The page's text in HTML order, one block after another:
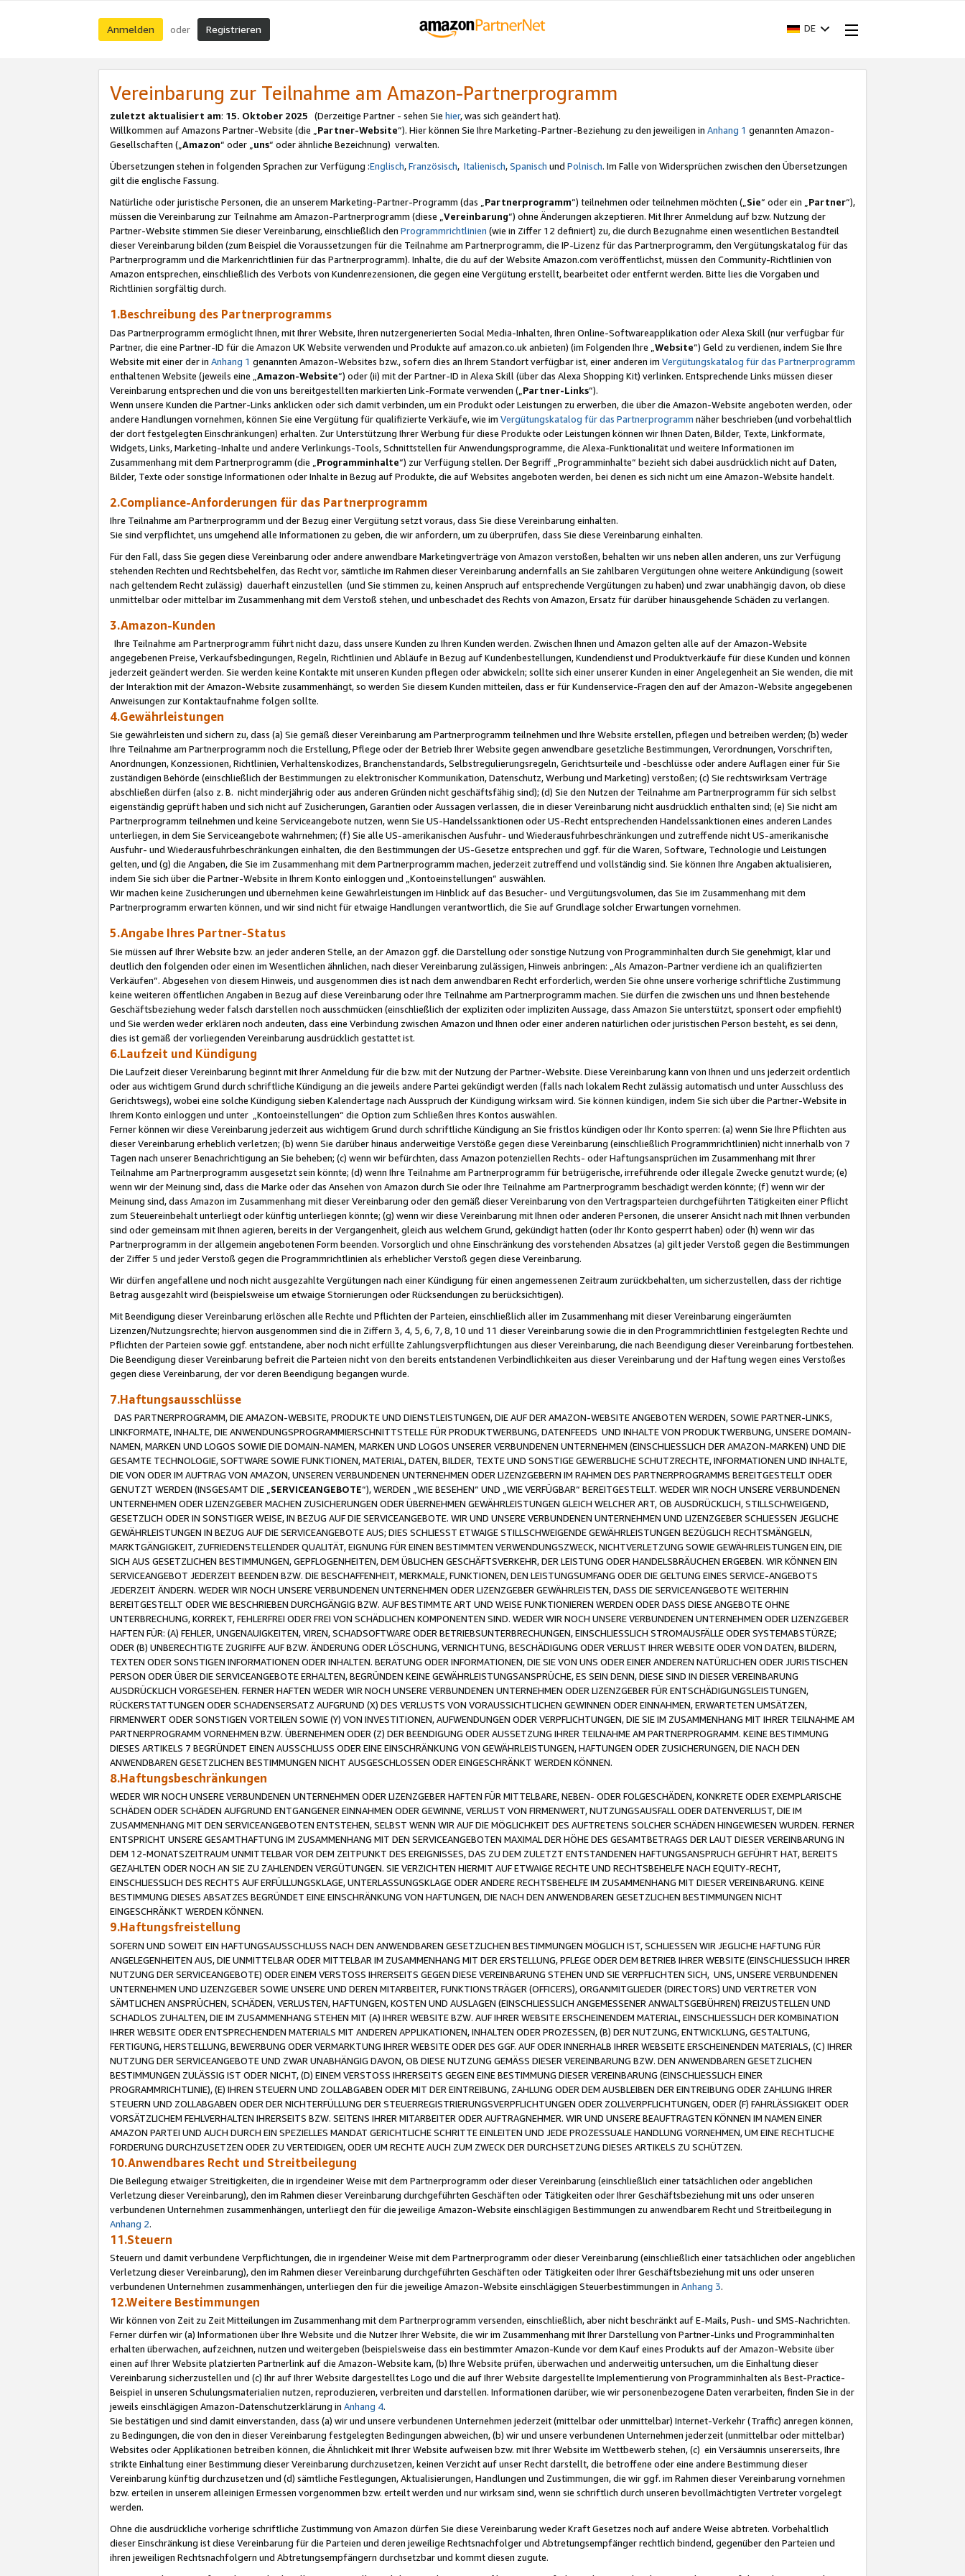
Anmelden oder Registrieren DE
Vereinbarung zur Teilnahme am Amazon-Partnerprogramm
zuletzt aktualisiert am: 15. Oktober 2025 (Derzeitige Partner - sehen Sie hier, was sich geändert hat).
Willkommen auf Amazons Partner-Website (die „Partner-Website“). Hier können Sie Ihre Marketing-Partner-Beziehung zu den jeweiligen in Anhang 1 genannten Amazon-
Gesellschaften („Amazon“ oder „uns“ oder ähnliche Bezeichnung) verwalten.
Übersetzungen stehen in folgenden Sprachen zur Verfügung :Englisch,Französisch, Italienisch,Spanisch und Polnisch. Im Falle von Widersprüchen zwischen den Übersetzungen
gilt die englische Fassung.
Natürliche oder juristische Personen, die an unserem Marketing-Partner-Programm (das „Partnerprogramm“) teilnehmen oder teilnehmen möchten („Sie“ oder ein „Partner“),
müssen die Vereinbarung zur Teilnahme am Amazon-Partnerprogramm (diese „Vereinbarung“) ohne Änderungen akzeptieren. Mit Ihrer Anmeldung auf bzw. Nutzung der
Partner-Website stimmen Sie dieser Vereinbarung, einschließlich den Programmrichtlinien (wie in Ziffer 12 definiert) zu, die durch Bezugnahme einen wesentlichen Bestandteil
dieser Vereinbarung bilden (zum Beispiel die Voraussetzungen für die Teilnahme am Partnerprogramm, die IP-Lizenz für das Partnerprogramm, den Vergütungskatalog für das
Partnerprogramm und die Markenrichtlinien für das Partnerprogramm). Inhalte, die du auf der Website Amazon.com veröffentlichst, müssen den Community-Richtlinien von
Amazon entsprechen, einschließlich des Verbots von Kundenrezensionen, die gegen eine Vergütung erstellt, bearbeitet oder entfernt werden. Bitte lies die Vorgaben und
Richtlinien sorgfältig durch.
1.Beschreibung des Partnerprogramms
Das Partnerprogramm ermöglicht Ihnen, mit Ihrer Website, Ihren nutzergenerierten Social Media-Inhalten, Ihren Online-Softwareapplikation oder Alexa Skill (nur verfügbar für
Partner, die eine Partner-ID für die Amazon UK Website verwenden und Produkte auf amazon.co.uk anbieten) (im Folgenden Ihre „ Website“) Geld zu verdienen, indem Sie Ihre
Website mit einer der in Anhang 1 genannten Amazon-Websites bzw., sofern dies an Ihrem Standort verfügbar ist, einer anderen im Vergütungskatalog für das Partnerprogramm
enthaltenen Website (jeweils eine „ Amazon-Website“) oder (ii) mit der Partner-ID in Alexa Skill (über das Alexa Shopping Kit) verlinken. Entsprechende Links müssen dieser
Vereinbarung entsprechen und die von uns bereitgestellten markierten Link-Formate verwenden („ Partner-Links“).
Wenn unsere Kunden die Partner-Links anklicken oder sich damit verbinden, um ein Produkt oder Leistungen zu erwerben, die über die Amazon-Website angeboten werden, oder
andere Handlungen vornehmen, können Sie eine Vergütung für qualifizierte Verkäufe, wie im Vergütungskatalog für das Partnerprogramm näher beschrieben (und vorbehaltlich
der dort festgelegten Einschränkungen) erhalten. Zur Unterstützung Ihrer Werbung für diese Produkte oder Leistungen können wir Ihnen Daten, Bilder, Texte, Linkformate,
Widgets, Links, Marketing-Inhalte und andere Verlinkungs-Tools, Schnittstellen für Anwendungsprogramme, die Alexa-Funktionalität und weitere Informationen im
Zusammenhang mit dem Partnerprogramm (die „ Programminhalte“) zur Verfügung stellen. Der Begriff „Programminhalte“ bezieht sich dabei ausdrücklich nicht auf Daten,
Bilder, Texte oder sonstige Informationen oder Inhalte in Bezug auf Produkte, die auf Websites angeboten werden, bei denen es sich nicht um eine Amazon-Website handelt.
2.Compliance-Anforderungen für das Partnerprogramm
Ihre Teilnahme am Partnerprogramm und der Bezug einer Vergütung setzt voraus, dass Sie diese Vereinbarung einhalten.
Sie sind verpflichtet, uns umgehend alle Informationen zu geben, die wir anfordern, um zu überprüfen, dass Sie diese Vereinbarung einhalten.
Für den Fall, dass Sie gegen diese Vereinbarung oder andere anwendbare Marketingverträge von Amazon verstoßen, behalten wir uns neben allen anderen, uns zur Verfügung
stehenden Rechten und Rechtsbehelfen, das Recht vor, sämtliche im Rahmen dieser Vereinbarung andernfalls an Sie zahlbaren Vergütungen ohne weitere Ankündigung (soweit
nach geltendem Recht zulässig) dauerhaft einzustellen (und Sie stimmen zu, keinen Anspruch auf entsprechende Vergütungen zu haben) und zwar unabhängig davon, ob diese
unmittelbar oder mittelbar im Zusammenhang mit dem Verstoß stehen, und unbeschadet des Rechts von Amazon, Ersatz für darüber hinausgehende Schäden zu verlangen.
3.Amazon-Kunden
Ihre Teilnahme am Partnerprogramm führt nicht dazu, dass unsere Kunden zu Ihren Kunden werden. Zwischen Ihnen und Amazon gelten alle auf der Amazon-Website
angegebenen Preise, Verkaufsbedingungen, Regeln, Richtlinien und Abläufe in Bezug auf Kundenbestellungen, Kundendienst und Produktverkäufe für diese Kunden und können
jederzeit geändert werden. Sie werden keine Kontakte mit unseren Kunden pflegen oder abwickeln; sollte sich einer unserer Kunden in einer Angelegenheit an Sie wenden, die mit
der Interaktion mit der Amazon-Website zusammenhängt, so werden Sie diesem Kunden mitteilen, dass er für Kundenservice-Fragen den auf der Amazon-Website angegebenen
Anweisungen zur Kontaktaufnahme folgen sollte.
4.Gewährleistungen
Sie gewährleisten und sichern zu, dass (a) Sie gemäß dieser Vereinbarung am Partnerprogramm teilnehmen und Ihre Website erstellen, pflegen und betreiben werden; (b) weder
Ihre Teilnahme am Partnerprogramm noch die Erstellung, Pflege oder der Betrieb Ihrer Website gegen anwendbare gesetzliche Bestimmungen, Verordnungen, Vorschriften,
Anordnungen, Konzessionen, Richtlinien, Verhaltenskodizes, Branchenstandards, Selbstregulierungsregeln, Gerichtsurteile und -beschlüsse oder andere Auflagen einer für Sie
zuständigen Behörde (einschließlich der Bestimmungen zu elektronischer Kommunikation, Datenschutz, Werbung und Marketing) verstoßen; (c) Sie rechtswirksam Verträge
abschließen dürfen (also z. B. nicht minderjährig oder aus anderen Gründen nicht geschäftsfähig sind); (d) Sie den Nutzen der Teilnahme am Partnerprogramm für sich selbst
eigenständig geprüft haben und sich nicht auf Zusicherungen, Garantien oder Aussagen verlassen, die in dieser Vereinbarung nicht ausdrücklich enthalten sind; (e) Sie nicht am
Partnerprogramm teilnehmen und keine Serviceangebote nutzen, wenn Sie US-Handelssanktionen oder US-Recht entsprechenden Handelssanktionen eines anderen Landes
unterliegen, in dem Sie Serviceangebote wahrnehmen; (f) Sie alle US-amerikanischen Ausfuhr- und Wiederausfuhrbeschränkungen und zutreffende nicht US-amerikanische
Ausfuhr- und Wiederausfuhrbeschränkungen einhalten, die den Bestimmungen der US-Gesetze entsprechen und ggf. für die Waren, Software, Technologie und Leistungen
gelten, und (g) die Angaben, die Sie im Zusammenhang mit dem Partnerprogramm machen, jederzeit zutreffend und vollständig sind. Sie können Ihre Angaben aktualisieren,
indem Sie sich über die Partner-Website in Ihrem Konto einloggen und „Kontoeinstellungen“ auswählen.
Wir machen keine Zusicherungen und übernehmen keine Gewährleistungen im Hinblick auf das Besucher- und Vergütungsvolumen, das Sie im Zusammenhang mit dem
Partnerprogramm erwarten können, und wir sind nicht für etwaige Handlungen verantwortlich, die Sie auf Grundlage solcher Erwartungen vornehmen.
5.Angabe Ihres Partner-Status
Sie müssen auf Ihrer Website bzw. an jeder anderen Stelle, an der Amazon ggf. die Darstellung oder sonstige Nutzung von Programminhalten durch Sie genehmigt, klar und
deutlich den folgenden oder einen im Wesentlichen ähnlichen, nach dieser Vereinbarung zulässigen, Hinweis anbringen: „Als Amazon-Partner verdiene ich an qualifizierten
Verkäufen“. Abgesehen von diesem Hinweis, und ausgenommen dies ist nach dem anwendbaren Recht erforderlich, werden Sie ohne unsere vorherige schriftliche Zustimmung
keine weiteren öffentlichen Angaben in Bezug auf diese Vereinbarung oder Ihre Teilnahme am Partnerprogramm machen. Sie dürfen die zwischen uns und Ihnen bestehende
Geschäftsbeziehung weder falsch darstellen noch ausschmücken (einschließlich der expliziten oder impliziten Aussage, dass Amazon Sie unterstützt, sponsert oder empfiehlt)
und Sie werden weder erklären noch andeuten, dass eine Verbindung zwischen Amazon und Ihnen oder einer anderen natürlichen oder juristischen Person besteht, es sei denn,
dies ist gemäß der vorliegenden Vereinbarung ausdrücklich gestattet ist.
6.Laufzeit und Kündigung
Die Laufzeit dieser Vereinbarung beginnt mit Ihrer Anmeldung für die bzw. mit der Nutzung der Partner-Website. Diese Vereinbarung kann von Ihnen und uns jederzeit ordentlich
oder aus wichtigem Grund durch schriftliche Kündigung an die jeweils andere Partei gekündigt werden (falls nach lokalem Recht zulässig automatisch und unter Ausschluss des
Gerichtswegs), wobei eine solche Kündigung sieben Kalendertage nach Ausspruch der Kündigung wirksam wird. Sie können kündigen, indem Sie sich über die Partner-Website in
Ihrem Konto einloggen und unter „Kontoeinstellungen“ die Option zum Schließen Ihres Kontos auswählen.
Ferner können wir diese Vereinbarung jederzeit aus wichtigem Grund durch schriftliche Kündigung an Sie fristlos kündigen oder Ihr Konto sperren: (a) wenn Sie Ihre Pflichten aus
dieser Vereinbarung erheblich verletzen; (b) wenn Sie darüber hinaus anderweitige Verstöße gegen diese Vereinbarung (einschließlich Programmrichtlinien) nicht innerhalb von 7
Tagen nach unserer Benachrichtigung an Sie beheben; (c) wenn wir befürchten, dass Amazon potenziellen Rechts- oder Haftungsansprüchen im Zusammenhang mit Ihrer
Teilnahme am Partnerprogramm ausgesetzt sein könnte; (d) wenn Ihre Teilnahme am Partnerprogramm für betrügerische, irreführende oder illegale Zwecke genutzt wurde; (e)
wenn wir der Meinung sind, dass die Marke oder das Ansehen von Amazon durch Sie oder Ihre Teilnahme am Partnerprogramm beschädigt werden könnte; (f) wenn wir der
Meinung sind, dass Amazon im Zusammenhang mit dieser Vereinbarung oder den gemäß dieser Vereinbarung von den Vertragsparteien durchgeführten Tätigkeiten einer Pflicht
zum Steuereinbehalt unterliegt oder künftig unterliegen könnte; (g) wenn wir diese Vereinbarung mit Ihnen oder anderen Personen, die unserer Ansicht nach mit Ihnen verbunden
sind oder gemeinsam mit Ihnen agieren, bereits in der Vergangenheit, gleich aus welchem Grund, gekündigt hatten (oder Ihr Konto gesperrt haben) oder (h) wenn wir das
Partnerprogramm in der allgemein angebotenen Form beenden. Vorsorglich und ohne Einschränkung des vorstehenden Absatzes (a) gilt jeder Verstoß gegen die Bestimmungen
der Ziffer 5 und jeder Verstoß gegen die Programmrichtlinien als erheblicher Verstoß gegen diese Vereinbarung.
Wir dürfen angefallene und noch nicht ausgezahlte Vergütungen nach einer Kündigung für einen angemessenen Zeitraum zurückbehalten, um sicherzustellen, dass der richtige
Betrag ausgezahlt wird (beispielsweise um etwaige Stornierungen oder Rücksendungen zu berücksichtigen).
Mit Beendigung dieser Vereinbarung erlöschen alle Rechte und Pflichten der Parteien, einschließlich aller im Zusammenhang mit dieser Vereinbarung eingeräumten
Lizenzen/Nutzungsrechte; hiervon ausgenommen sind die in Ziffern 3, 4, 5, 6, 7, 8, 10 und 11 dieser Vereinbarung sowie die in den Programmrichtlinien festgelegten Rechte und
Pflichten der Parteien sowie ggf. entstandene, aber noch nicht erfüllte Zahlungsverpflichtungen aus dieser Vereinbarung, die nach Beendigung dieser Vereinbarung fortbestehen.
Die Beendigung dieser Vereinbarung befreit die Parteien nicht von den bereits entstandenen Verbindlichkeiten aus dieser Vereinbarung und der Haftung wegen eines Verstoßes
gegen diese Vereinbarung, der vor deren Beendigung begangen wurde.
7.Haftungsausschlüsse
DAS PARTNERPROGRAMM, DIE AMAZON-WEBSITE, PRODUKTE UND DIENSTLEISTUNGEN, DIE AUF DER AMAZON-WEBSITE ANGEBOTEN WERDEN, SOWIE PARTNER-LINKS,
LINKFORMATE, INHALTE, DIE ANWENDUNGSPROGRAMMIERSCHNITTSTELLE FÜR PRODUKTWERBUNG, DATENFEEDS UND INHALTE VON PRODUKTWERBUNG, UNSERE DOMAIN-
NAMEN, MARKEN UND LOGOS SOWIE DIE DOMAIN-NAMEN, MARKEN UND LOGOS UNSERER VERBUNDENEN UNTERNEHMEN (EINSCHLIESSLICH DER AMAZON-MARKEN) UND DIE
GESAMTE TECHNOLOGIE, SOFTWARE SOWIE FUNKTIONEN, MATERIAL, DATEN, BILDER, TEXTE UND SONSTIGE GEWERBLICHE SCHUTZRECHTE, INFORMATIONEN UND INHALTE,
DIE VON ODER IM AUFTRAG VON AMAZON, UNSEREN VERBUNDENEN UNTERNEHMEN ODER LIZENZGEBERN IM RAHMEN DES PARTNERPROGRAMMS BEREITGESTELLT ODER
GENUTZT WERDEN (INSGESAMT DIE „ SERVICEANGEBOTE“), WERDEN „WIE BESEHEN“ UND „WIE VERFÜGBAR“ BEREITGESTELLT. WEDER WIR NOCH UNSERE VERBUNDENEN
UNTERNEHMEN ODER LIZENZGEBER MACHEN ZUSICHERUNGEN ODER ÜBERNEHMEN GEWÄHRLEISTUNGEN GLEICH WELCHER ART, OB AUSDRÜCKLICH, STILLSCHWEIGEND,
GESETZLICH ODER IN SONSTIGER WEISE, IN BEZUG AUF DIE SERVICEANGEBOTE. WIR UND UNSERE VERBUNDENEN UNTERNEHMEN UND LIZENZGEBER SCHLIESSEN JEGLICHE
GEWÄHRLEISTUNGEN IN BEZUG AUF DIE SERVICEANGEBOTE AUS; DIES SCHLIESST ETWAIGE STILLSCHWEIGENDE GEWÄHRLEISTUNGEN BEZÜGLICH RECHTSMÄNGELN,
MARKTGÄNGIGKEIT, ZUFRIEDENSTELLENDER QUALITÄT, EIGNUNG FÜR EINEN BESTIMMTEN VERWENDUNGSZWECK, NICHTVERLETZUNG SOWIE GEWÄHRLEISTUNGEN EIN, DIE
SICH AUS GESETZLICHEN BESTIMMUNGEN, GEPFLOGENHEITEN, DEM ÜBLICHEN GESCHÄFTSVERKEHR, DER LEISTUNG ODER HANDELSBRÄUCHEN ERGEBEN. WIR KÖNNEN EIN
SERVICEANGEBOT JEDERZEIT BEENDEN BZW. DIE BESCHAFFENHEIT, MERKMALE, FUNKTIONEN, DEN LEISTUNGSUMFANG ODER DIE GELTUNG EINES SERVICE-ANGEBOTS
JEDERZEIT ÄNDERN. WEDER WIR NOCH UNSERE VERBUNDENEN UNTERNEHMEN ODER LIZENZGEBER GEWÄHRLEISTEN, DASS DIE SERVICEANGEBOTE WEITERHIN
BEREITGESTELLT ODER WIE BESCHRIEBEN DURCHGÄNGIG BZW. AUF BESTIMMTE ART UND WEISE FUNKTIONIEREN WERDEN ODER DASS DIESE ANGEBOTE OHNE
UNTERBRECHUNG, KORREKT, FEHLERFREI ODER FREI VON SCHÄDLICHEN KOMPONENTEN SIND. WEDER WIR NOCH UNSERE VERBUNDENEN UNTERNEHMEN ODER LIZENZGEBER
HAFTEN FÜR: (A) FEHLER, UNGENAUIGKEITEN, VIREN, SCHADSOFTWARE ODER BETRIEBSUNTERBRECHUNGEN, EINSCHLIESSLICH STROMAUSFÄLLE ODER SYSTEMABSTÜRZE;
ODER (B) UNBERECHTIGTE ZUGRIFFE AUF BZW. ÄNDERUNG ODER LÖSCHUNG, VERNICHTUNG, BESCHÄDIGUNG ODER VERLUST IHRER WEBSITE ODER VON DATEN, BILDERN,
TEXTEN ODER SONSTIGEN INFORMATIONEN ODER INHALTEN. BERATUNG ODER INFORMATIONEN, DIE SIE VON UNS ODER EINER ANDEREN NATÜRLICHEN ODER JURISTISCHEN
PERSON ODER ÜBER DIE SERVICEANGEBOTE ERHALTEN, BEGRÜNDEN KEINE GEWÄHRLEISTUNGSANSPRÜCHE, ES SEIN DENN, DIESE SIND IN DIESER VEREINBARUNG
AUSDRÜCKLICH VORGESEHEN. FERNER HAFTEN WEDER WIR NOCH UNSERE VERBUNDENEN UNTERNEHMEN ODER LIZENZGEBER FÜR ENTSCHÄDIGUNGSLEISTUNGEN,
RÜCKERSTATTUNGEN ODER SCHADENSERSATZ AUFGRUND (X) DES VERLUSTS VON VORAUSSICHTLICHEN GEWINNEN ODER EINNAHMEN, ERWARTETEN UMSÄTZEN,
FIRMENWERT ODER SONSTIGEN VORTEILEN SOWIE (Y) VON INVESTITIONEN, AUFWENDUNGEN ODER VERPFLICHTUNGEN, DIE SIE IM ZUSAMMENHANG MIT IHRER TEILNAHME AM
PARTNERPROGRAMM VORNEHMEN BZW. ÜBERNEHMEN ODER (Z) DER BEENDIGUNG ODER AUSSETZUNG IHRER TEILNAHME AM PARTNERPROGRAMM. KEINE BESTIMMUNG
DIESES ARTIKELS 7 BEGRÜNDET EINEN AUSSCHLUSS ODER EINE EINSCHRÄNKUNG VON GEWÄHRLEISTUNGEN, HAFTUNGEN ODER ZUSICHERUNGEN, DIE NACH DEN
ANWENDBAREN GESETZLICHEN BESTIMMUNGEN NICHT AUSGESCHLOSSEN ODER EINGESCHRÄNKT WERDEN KÖNNEN.
8.Haftungsbeschränkungen
WEDER WIR NOCH UNSERE VERBUNDENEN UNTERNEHMEN ODER LIZENZGEBER HAFTEN FÜR MITTELBARE, NEBEN- ODER FOLGESCHÄDEN, KONKRETE ODER EXEMPLARISCHE
SCHÄDEN ODER SCHÄDEN AUFGRUND ENTGANGENER EINNAHMEN ODER GEWINNE, VERLUST VON FIRMENWERT, NUTZUNGSAUSFALL ODER DATENVERLUST, DIE IM
ZUSAMMENHANG MIT DEN SERVICEANGEBOTEN ENTSTEHEN, SELBST WENN WIR AUF DIE MÖGLICHKEIT DES AUFTRETENS SOLCHER SCHÄDEN HINGEWIESEN WURDEN. FERNER
ENTSPRICHT UNSERE GESAMTHAFTUNG IM ZUSAMMENHANG MIT DEN SERVICEANGEBOTEN MAXIMAL DER HÖHE DES GESAMTBETRAGS DER LAUT DIESER VEREINBARUNG IN
DEM 12-MONATSZEITRAUM UNMITTELBAR VOR DEM ZEITPUNKT DES EREIGNISSES, DAS ZU DEM ZULETZT ENTSTANDENEN HAFTUNGSANSPRUCH GEFÜHRT HAT, BEREITS
GEZAHLTEN ODER NOCH AN SIE ZU ZAHLENDEN VERGÜTUNGEN. SIE VERZICHTEN HIERMIT AUF ETWAIGE RECHTE UND RECHTSBEHELFE NACH EQUITY-RECHT,
EINSCHLIESSLICH DES RECHTS AUF ERFÜLLUNGSKLAGE, UNTERLASSUNGSKLAGE ODER ANDERE RECHTSBEHELFE IM ZUSAMMENHANG MIT DIESER VEREINBARUNG. KEINE
BESTIMMUNG DIESES ABSATZES BEGRÜNDET EINE EINSCHRÄNKUNG VON HAFTUNGEN, DIE NACH DEN ANWENDBAREN GESETZLICHEN BESTIMMUNGEN NICHT
EINGESCHRÄNKT WERDEN KÖNNEN.
9.Haftungsfreistellung
SOFERN UND SOWEIT EIN HAFTUNGSAUSSCHLUSS NACH DEN ANWENDBAREN GESETZLICHEN BESTIMMUNGEN MÖGLICH IST, SCHLIESSEN WIR JEGLICHE HAFTUNG FÜR
ANGELEGENHEITEN AUS, DIE UNMITTELBAR ODER MITTELBAR IM ZUSAMMENHANG MIT DER ERSTELLUNG, PFLEGE ODER DEM BETRIEB IHRER WEBSITE (EINSCHLIESSLICH IHRER
NUTZUNG DER SERVICEANGEBOTE) ODER EINEM VERSTOSS IHRERSEITS GEGEN DIESE VEREINBARUNG STEHEN UND SIE VERPFLICHTEN SICH, UNS, UNSERE VERBUNDENEN
UNTERNEHMEN UND LIZENZGEBER SOWIE UNSERE UND DEREN MITARBEITER, FUNKTIONSTRÄGER (OFFICERS), ORGANMITGLIEDER (DIRECTORS) UND VERTRETER VON
SÄMTLICHEN ANSPRÜCHEN, SCHÄDEN, VERLUSTEN, HAFTUNGEN, KOSTEN UND AUSLAGEN (EINSCHLIESSLICH ANGEMESSENER ANWALTSGEBÜHREN) FREIZUSTELLEN UND
SCHADLOS ZUHALTEN, DIE IM ZUSAMMENHANG STEHEN MIT (A) IHRER WEBSITE BZW. AUF IHRER WEBSITE ERSCHEINENDEM MATERIAL, EINSCHLIESSLICH DER KOMBINATION
IHRER WEBSITE ODER ENTSPRECHENDEN MATERIALS MIT ANDEREN APPLIKATIONEN, INHALTEN ODER PROZESSEN, (B) DER NUTZUNG, ENTWICKLUNG, GESTALTUNG,
FERTIGUNG, HERSTELLUNG, BEWERBUNG ODER VERMARKTUNG IHRER WEBSITE ODER DES GGF. AUF ODER INNERHALB IHRER WEBSEITE ERSCHEINENDEN MATERIALS, (C) IHRER
NUTZUNG DER SERVICEANGEBOTE UND ZWAR UNABHÄNGIG DAVON, OB DIESE NUTZUNG GEMÄSS DIESER VEREINBARUNG BZW. DEN ANWENDBAREN GESETZLICHEN
BESTIMMUNGEN ZULÄSSIG IST ODER NICHT, (D) EINEM VERSTOSS IHRERSEITS GEGEN EINE BESTIMMUNG DIESER VEREINBARUNG (EINSCHLIESSLICH EINER
PROGRAMMRICHTLINIE), (E) IHREN STEUERN UND ZOLLABGABEN ODER MIT DER EINTREIBUNG, ZAHLUNG ODER DEM AUSBLEIBEN DER EINTREIBUNG ODER ZAHLUNG IHRER
STEUERN UND ZOLLABGABEN ODER DER NICHTERFÜLLUNG DER STEUERREGISTRIERUNGSVERPFLICHTUNGEN ODER ZOLLVERPFLICHTUNGEN, ODER (F) FAHRLÄSSIGKEIT ODER
VORSÄTZLICHEM FEHLVERHALTEN IHRERSEITS BZW. SEITENS IHRER MITARBEITER ODER AUFTRAGNEHMER. WIR UND UNSERE BEAUFTRAGTEN KÖNNEN IM NAMEN EINER
AMAZON PARTEI UND AUCH DURCH EIN SPEZIELLES MANDAT GERICHTLICHE SCHRITTE EINLEITEN UND JEDE PROZESSUALE HANDLUNG VORNEHMEN, UM EINE RECHTLICHE
FORDERUNG DURCHZUSETZEN ODER ZU VERTEIDIGEN, ODER UM RECHTE AUCH ZUM ZWECK DER DURCHSETZUNG DIESES ARTIKELS ZU SCHÜTZEN.
10.Anwendbares Recht und Streitbeilegung
Die Beilegung etwaiger Streitigkeiten, die in irgendeiner Weise mit dem Partnerprogramm oder dieser Vereinbarung (einschließlich einer tatsächlichen oder angeblichen
Verletzung dieser Vereinbarung), den im Rahmen dieser Vereinbarung durchgeführten Geschäften oder Tätigkeiten oder Ihrer Geschäftsbeziehung mit uns oder unseren
verbundenen Unternehmen zusammenhängen, unterliegt den für die jeweilige Amazon-Website einschlägigen Bestimmungen zu anwendbarem Recht und Streitbeilegung in
Anhang 2.
11.Steuern
Steuern und damit verbundene Verpflichtungen, die in irgendeiner Weise mit dem Partnerprogramm oder dieser Vereinbarung (einschließlich einer tatsächlichen oder angeblichen
Verletzung dieser Vereinbarung), den im Rahmen dieser Vereinbarung durchgeführten Geschäften oder Tätigkeiten oder Ihrer Geschäftsbeziehung mit uns oder unseren
verbundenen Unternehmen zusammenhängen, unterliegen den für die jeweilige Amazon-Website einschlägigen Steuerbestimmungen in Anhang 3.
12.Weitere Bestimmungen
Wir können von Zeit zu Zeit Mitteilungen im Zusammenhang mit dem Partnerprogramm versenden, einschließlich, aber nicht beschränkt auf E-Mails, Push- und SMS-Nachrichten.
Ferner dürfen wir (a) Informationen über Ihre Website und die Nutzer Ihrer Website, die wir im Zusammenhang mit Ihrer Darstellung von Partner-Links und Programminhalten
erhalten überwachen, aufzeichnen, nutzen und weitergeben (beispielsweise dass ein bestimmter Amazon-Kunde vor dem Kauf eines Produkts auf der Amazon-Website über
einen auf Ihrer Website platzierten Partnerlink auf die Amazon-Website kam, (b) Ihre Website prüfen, überwachen und anderweitig untersuchen, um die Einhaltung dieser
Vereinbarung sicherzustellen und (c) Ihr auf Ihrer Website dargestelltes Logo und die auf Ihrer Website dargestellte Implementierung von Programminhalten als Best-Practice-
Beispiel in unseren Schulungsmaterialien nutzen, reproduzieren, verbreiten und darstellen. Informationen darüber, wie wir personenbezogene Daten verarbeiten, finden Sie in der
jeweils einschlägigen Amazon-Datenschutzerklärung in Anhang 4.
Sie bestätigen und sind damit einverstanden, dass (a) wir und unsere verbundenen Unternehmen jederzeit (mittelbar oder unmittelbar) Internet-Verkehr (Traffic) anregen können,
zu Bedingungen, die von den in dieser Vereinbarung festgelegten Bedingungen abweichen, (b) wir und unsere verbundenen Unternehmen jederzeit (unmittelbar oder mittelbar)
Websites oder Applikationen betreiben können, die Ähnlichkeit mit Ihrer Website aufweisen bzw. mit Ihrer Website im Wettbewerb stehen, (c) ein Versäumnis unsererseits, Ihre
strikte Einhaltung einer Bestimmung dieser Vereinbarung durchzusetzen, keinen Verzicht auf unser Recht darstellt, die betroffene oder eine andere Bestimmung dieser
Vereinbarung künftig durchzusetzen und (d) sämtliche Festlegungen, Aktualisierungen, Handlungen und Zustimmungen, die wir ggf. im Rahmen dieser Vereinbarung vornehmen
bzw. erteilen in unserem alleinigen Ermessen vorgenommen bzw. erteilt werden und nur wirksam sind, wenn sie schriftlich durch unseren bevollmächtigten Vertreter vorgelegt
werden.
Ohne die ausdrückliche vorherige schriftliche Zustimmung von Amazon dürfen Sie diese Vereinbarung weder Kraft Gesetzes noch auf andere Weise abtreten. Vorbehaltlich
dieser Einschränkung ist diese Vereinbarung für die Parteien und deren jeweilige Rechtsnachfolger und Abtretungsempfänger rechtlich bindend, gegenüber den Parteien und
ihren jeweiligen Rechtsnachfolgern und Abtretungsempfängern durchsetzbar und kommt diesen zugute.